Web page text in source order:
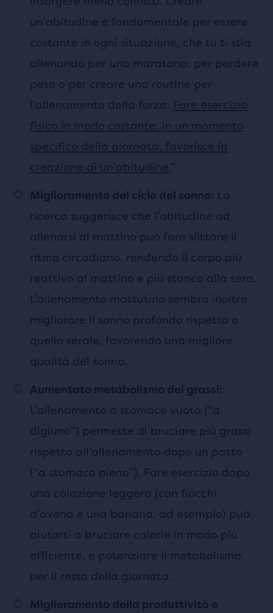
un’abitudine è fondamentale per essere
costante in ogni situazione, che tu ti stia
allenando per una maratona, per perdere
peso o per creare una routine per
l’allenamento della forza. Fare esercizio
fisico in modo costante, in un momento
specifico della giornata, favorisce la
creazione di un’abitudine.”
Miglioramento del ciclo del sonno: La
ricerca suggerisce che l’abitudine ad
allenarsi al mattino può fare slittare il
ritmo circadiano, rendendo il corpo più
reattivo al mattino e più stanco alla sera.
L’allenamento mattutino sembra inoltre
migliorare il sonno profondo rispetto a
quello serale, favorendo una migliore
qualità del sonno.
Aumentato metabolismo dei grassi:
L’allenamento a stomaco vuoto (“a
digiuno”) permette di bruciare più grassi
rispetto all’allenamento dopo un pasto
(“a stomaco pieno”). Fare esercizio dopo
una colazione leggera (con fiocchi
d’avena e una banana, ad esempio) può
aiutarti a bruciare calorie in modo più
efficiente, e potenziare il metabolismo
per il resto della giornata.
Miglioramento della produttività e